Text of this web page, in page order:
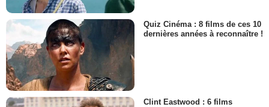
Quiz Cinéma : 8 films de ces 10
dernières années à reconnaître !
Clint Eastwood : 6 films